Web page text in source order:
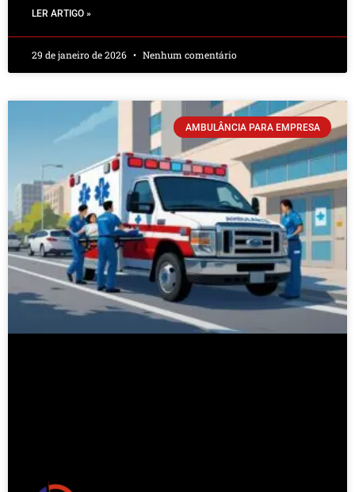
LER ARTIGO »
29 de janeiro de 2026 Nenhum comentário
AMBULÂNCIA PARA EMPRESA